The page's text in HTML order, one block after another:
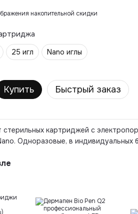
накопительной скидки
25 игл Nano иглы
Купить Быстрый заказ
стерильных картриджей с
Одноразовые, в